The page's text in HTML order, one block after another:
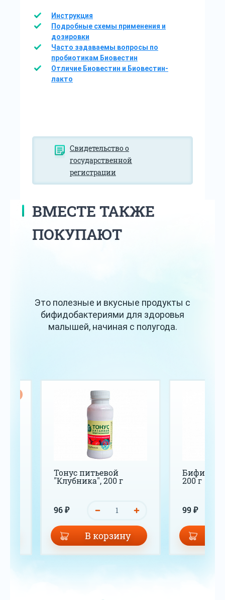
Инструкция
Подробные схемы применения и
дозировки
Часто задаваемы вопросы по
пробиотикам Биовестин
Отличие Биовестин и Биовестин-
лакто
Свидетельство о
государственной
регистрации
ВМЕСТЕ ТАКЖЕ
ПОКУПАЮТ
Это полезные и вкусные продукты с
бифидобактериями для здоровья
малышей, начиная с полугода.
Тонус питьевой
"Клубника", 200 г
96 ₽
В корзину
Бифилин-
200 г
99 ₽